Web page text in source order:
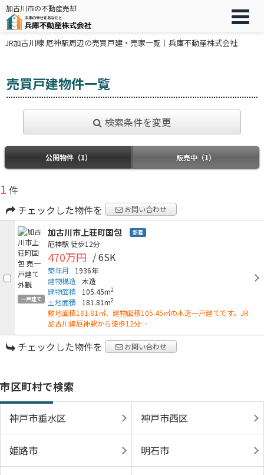
加古川市の不動産売却
JR加古川線 厄神駅周辺の売買戸建・売家一覧｜兵庫不動産株式会社
売買戸建物件一覧
検索条件を変更
公開物件（1） 販売中（1）
1 件
チェックした物件を
お問い合わせ
一戸建て
加古川市上荘町国包 新着
厄神駅 徒歩12分
470万円 / 6SK
築年月
1936年
建物構造 木造
建物面積
105.45m2
土地面積 181.81m2
敷地面積181.81㎡、建物面積105.45㎡の木造一戸建てです。JR
加古川線厄神駅から徒歩12分…
チェックした物件を お問い合わせ
市区町村で検索
神戸市垂水区 神戸市西区
姫路市 明石市